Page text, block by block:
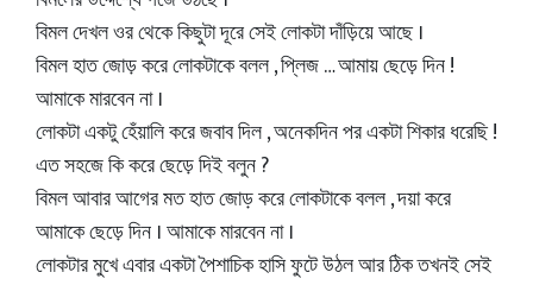
বিমল দেখল ওর থেকে কিছুটা দূরে সেই লোকটা দাঁড়িয়ে আছে ।
বিমল হাত জোড় করে লোকটাকে বলল , প্লিজ … আমায় ছেড়ে দিন !
আমাকে মারবেন না ।
লোকটা একটু হেঁয়ালি করে জবাব দিল , অনেকদিন পর একটা শিকার ধরেছি !
এত সহজে কি করে ছেড়ে দিই বলুন ?
বিমল আবার আগের মত হাত জোড় করে লোকটাকে বলল , দয়া করে
আমাকে ছেড়ে দিন । আমাকে মারবেন না ।
লোকটার মুখে এবার একটা পৈশাচিক হাসি ফুটে উঠল আর ঠিক তখনই সেই